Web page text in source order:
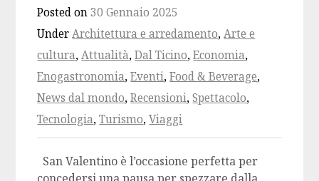
Posted on30 Gennaio 2025
UnderArchitettura e arredamento,Arte e
cultura,Attualità,Dal Ticino,Economia,
Enogastronomia,Eventi,Food & Beverage,
News dal mondo,Recensioni,Spettacolo,
Tecnologia,Turismo,Viaggi
San Valentino è l’occasione perfetta per